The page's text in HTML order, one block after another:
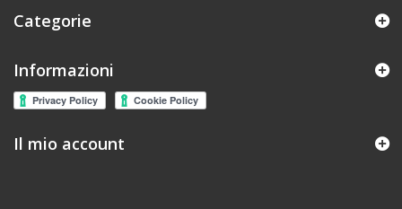
Categorie
Informazioni
Il mio account